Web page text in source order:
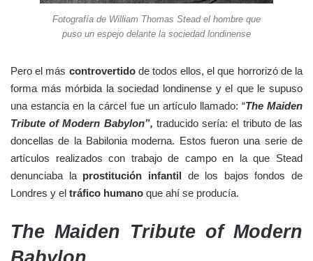
Fotografía de William Thomas Stead el hombre que
puso un espejo delante la sociedad londinense
Pero el más controvertidode todos ellos, el que horrorizó de la
forma más mórbida la sociedad londinense y el que le supuso
una estancia en la cárcel fue un artículo llamado: “The Maiden
Tribute of Modern Babylon”, traducido sería: el tributo de las
doncellas de la Babilonia moderna. Estos fueron una serie de
artículos realizados con trabajo de campo en la que Stead
denunciaba la prostitución infantil de los bajos fondos de
Londres y el tráfico humano que ahí se producía.
The Maiden Tribute of Modern